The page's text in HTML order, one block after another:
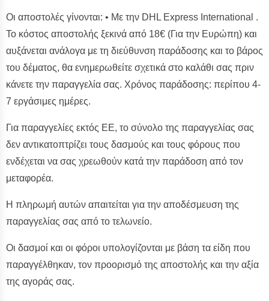
Οι αποστολές γίνονται: • Με την DHL Express International .
Το κόστος αποστολής ξεκινά από 18€ (Για την Ευρώπη) και
αυξάνεται ανάλογα με τη διεύθυνση παράδοσης και το βάρος
του δέματος, θα ενημερωθείτε σχετικά στο καλάθι σας πριν
κάνετε την παραγγελία σας. Χρόνος παράδοσης: περίπου 4-
7 εργάσιμες ημέρες.
Για παραγγελίες εκτός ΕΕ, το σύνολο της παραγγελίας σας
δεν αντικατοπτρίζει τους δασμούς και τους φόρους που
ενδέχεται να σας χρεωθούν κατά την παράδοση από τον
μεταφορέα.
Η πληρωμή αυτών απαιτείται για την αποδέσμευση της
παραγγελίας σας από το τελωνείο.
Οι δασμοί και οι φόροι υπολογίζονται με βάση τα είδη που
παραγγέλθηκαν, τον προορισμό της αποστολής και την αξία
της αγοράς σας.